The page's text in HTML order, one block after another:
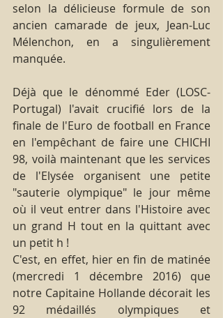
selon la délicieuse formule de son
ancien camarade de jeux, Jean-Luc
Mélenchon, en a singulièrement
manquée.
Déjà que le dénommé Eder (LOSC-
Portugal) l'avait crucifié lors de la
finale de l'Euro de football en France
en l'empêchant de faire une CHICHI
98, voilà maintenant que les services
de l'Elysée organisent une petite
"sauterie olympique" le jour même
où il veut entrer dans l'Histoire avec
un grand H tout en la quittant avec
un petit h !
C'est, en effet, hier en fin de matinée
(mercredi 1 décembre 2016) que
notre Capitaine Hollande décorait les
92 médaillés olympiques et